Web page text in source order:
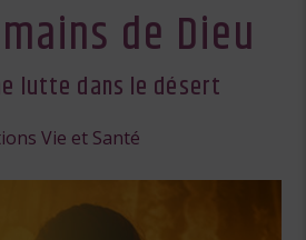
de Dieu
lutte dans le désert
Vie et Santé